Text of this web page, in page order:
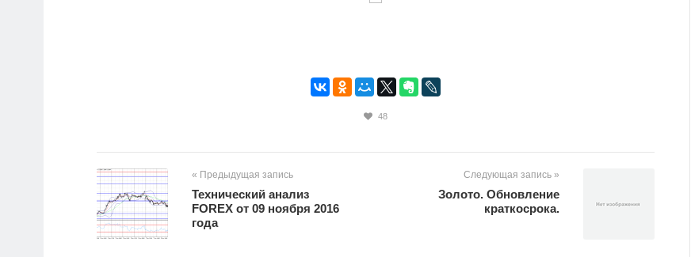
48
« Предыдущая запись
​Технический анализ
FOREX от 09 ноября 2016
года
Следующая запись »
Золото. Обновление
краткосрока.